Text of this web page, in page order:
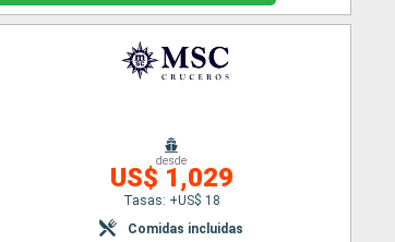
desde
US$ 1,029
Tasas: +US$ 18
Comidas incluidas